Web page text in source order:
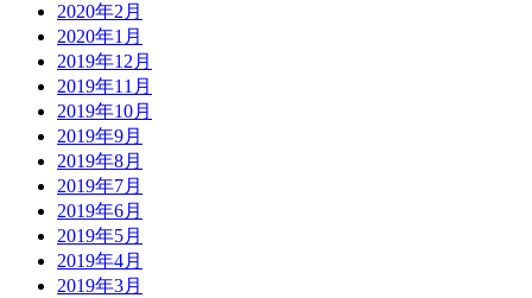
2020年2月
2020年1月
2019年12月
2019年11月
2019年10月
2019年9月
2019年8月
2019年7月
2019年6月
2019年5月
2019年4月
2019年3月